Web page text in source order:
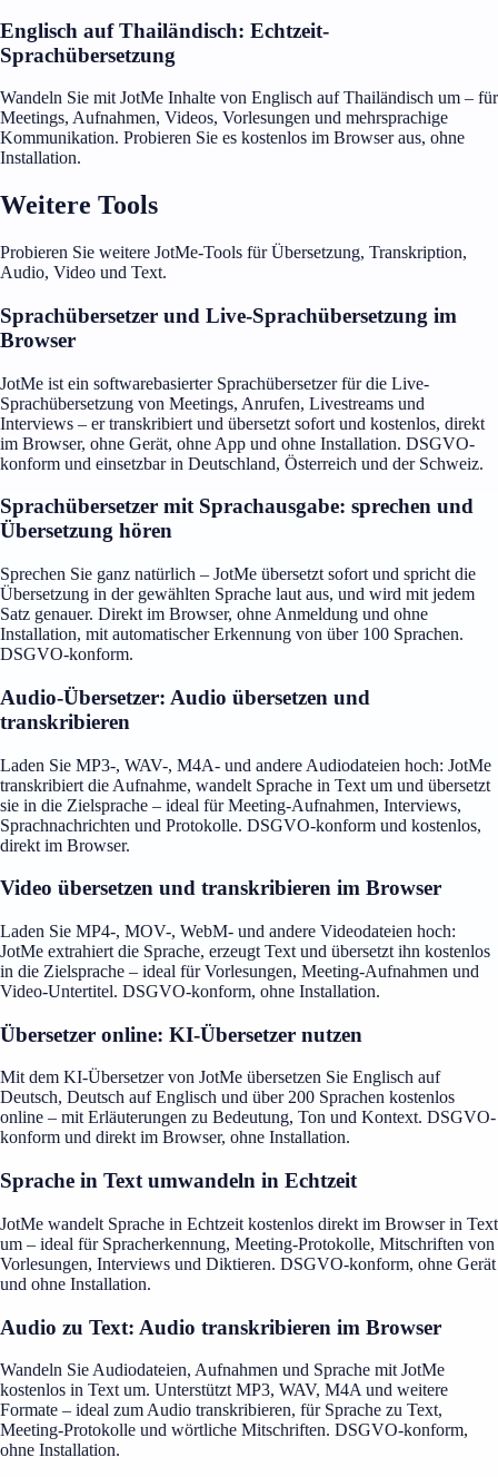
Englisch auf Thailändisch: Echtzeit-
Sprachübersetzung
Wandeln Sie mit JotMe Inhalte von Englisch auf Thailändisch um – für
Meetings, Aufnahmen, Videos, Vorlesungen und mehrsprachige
Kommunikation. Probieren Sie es kostenlos im Browser aus, ohne
Installation.
Weitere Tools
Probieren Sie weitere JotMe-Tools für Übersetzung, Transkription,
Audio, Video und Text.
Sprachübersetzer und Live-Sprachübersetzung im
Browser
JotMe ist ein softwarebasierter Sprachübersetzer für die Live-
Sprachübersetzung von Meetings, Anrufen, Livestreams und
Interviews – er transkribiert und übersetzt sofort und kostenlos, direkt
im Browser, ohne Gerät, ohne App und ohne Installation. DSGVO-
konform und einsetzbar in Deutschland, Österreich und der Schweiz.
Sprachübersetzer mit Sprachausgabe: sprechen und
Übersetzung hören
Sprechen Sie ganz natürlich – JotMe übersetzt sofort und spricht die
Übersetzung in der gewählten Sprache laut aus, und wird mit jedem
Satz genauer. Direkt im Browser, ohne Anmeldung und ohne
Installation, mit automatischer Erkennung von über 100 Sprachen.
DSGVO-konform.
Audio-Übersetzer: Audio übersetzen und
transkribieren
Laden Sie MP3-, WAV-, M4A- und andere Audiodateien hoch: JotMe
transkribiert die Aufnahme, wandelt Sprache in Text um und übersetzt
sie in die Zielsprache – ideal für Meeting-Aufnahmen, Interviews,
Sprachnachrichten und Protokolle. DSGVO-konform und kostenlos,
direkt im Browser.
Video übersetzen und transkribieren im Browser
Laden Sie MP4-, MOV-, WebM- und andere Videodateien hoch:
JotMe extrahiert die Sprache, erzeugt Text und übersetzt ihn kostenlos
in die Zielsprache – ideal für Vorlesungen, Meeting-Aufnahmen und
Video-Untertitel. DSGVO-konform, ohne Installation.
Übersetzer online: KI-Übersetzer nutzen
Mit dem KI-Übersetzer von JotMe übersetzen Sie Englisch auf
Deutsch, Deutsch auf Englisch und über 200 Sprachen kostenlos
online – mit Erläuterungen zu Bedeutung, Ton und Kontext. DSGVO-
konform und direkt im Browser, ohne Installation.
Sprache in Text umwandeln in Echtzeit
JotMe wandelt Sprache in Echtzeit kostenlos direkt im Browser in Text
um – ideal für Spracherkennung, Meeting-Protokolle, Mitschriften von
Vorlesungen, Interviews und Diktieren. DSGVO-konform, ohne Gerät
und ohne Installation.
Audio zu Text: Audio transkribieren im Browser
Wandeln Sie Audiodateien, Aufnahmen und Sprache mit JotMe
kostenlos in Text um. Unterstützt MP3, WAV, M4A und weitere
Formate – ideal zum Audio transkribieren, für Sprache zu Text,
Meeting-Protokolle und wörtliche Mitschriften. DSGVO-konform,
ohne Installation.